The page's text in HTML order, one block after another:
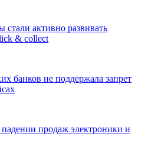
стали активно развивать
& collect
банков не поддержала запрет
продаж электроники и